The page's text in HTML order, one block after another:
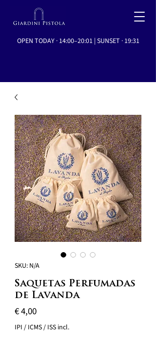
OPEN TODAY · 14:00–20:01 | SUNSET · 19:31
SKU: N/A
Saquetas Perfumadas
de Lavanda
€ 4,00Preço
IPI / ICMS / ISS incl.